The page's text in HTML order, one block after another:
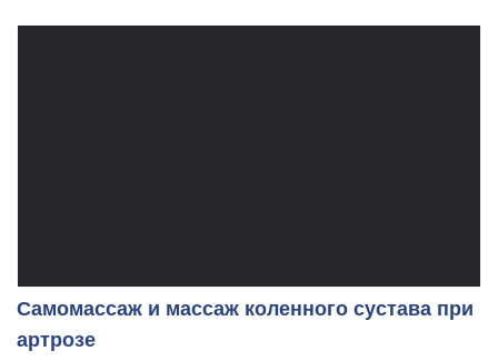
Самомассаж и массаж коленного сустава при
артрозе